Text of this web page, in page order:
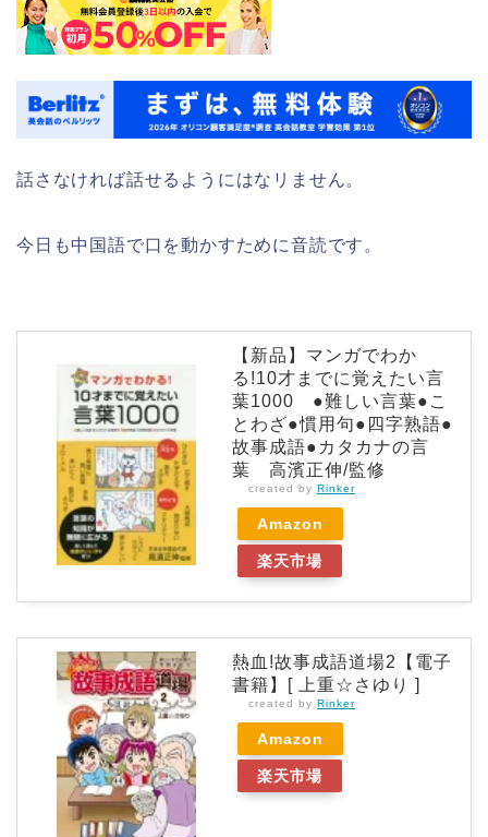
話さなければ話せるようにはなリません。
今日も中国語で口を動かすために音読です。
【新品】マンガでわか
る!10才までに覚えたい言
葉1000 ●難しい言葉●こ
とわざ●慣用句●四字熟語●
故事成語●カタカナの言
葉 高濱正伸/監修
created by Rinker
Amazon
楽天市場
熱血!故事成語道場2【電子
書籍】[ 上重☆さゆり ]
created by Rinker
Amazon
楽天市場